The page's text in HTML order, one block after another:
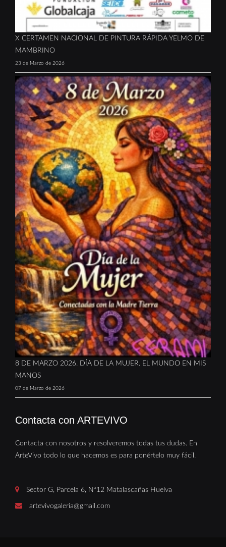
X CERTAMEN NACIONAL DE PINTURA RÁPIDA YELMO DE
MAMBRINO
23 de Marzo de 2026
8 DE MARZO 2026. DÍA DE LA MUJER. EL MUNDO EN MIS
MANOS
07 de Marzo de 2026
Contacta con ARTEVIVO
Contacta con nosotros y resolveremos todas tus dudas. En
ArteVivo todo lo que hacemos es para ponértelo muy fácil.
Sector G, Parcela 6, Nª12 Matalascañas Huelva
artevivogaleria@gmail.com